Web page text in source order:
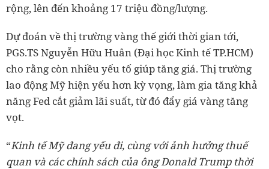
rộng, lên đến khoảng 17 triệu đồng/lượng.
Dự đoán về thị trường vàng thế giới thời gian tới,
PGS.TS Nguyễn Hữu Huân (Đại học Kinh tế TP.HCM)
cho rằng còn nhiều yếu tố giúp tăng giá. Thị trường
lao động Mỹ hiện yếu hơn kỳ vọng, làm gia tăng khả
năng Fed cắt giảm lãi suất, từ đó đẩy giá vàng tăng
vọt.
“Kinh tế Mỹ đang yếu đi, cùng với ảnh hưởng thuế
quan và các chính sách của ông Donald Trump thời